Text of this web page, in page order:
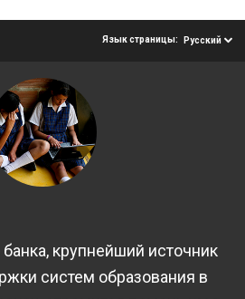
Язык страницы: Русский
крупнейший источник
систем образования в